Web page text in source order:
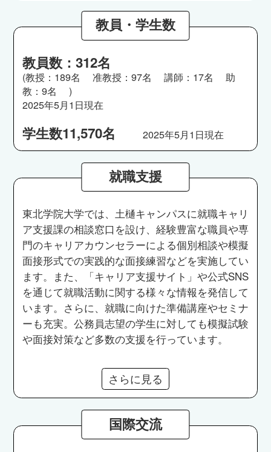
教員・学生数
教員数：312名
(教授：189名 准教授：97名 講師：17名 助
教：9名 )
2025年5月1日現在
学生数11,570名 2025年5月1日現在
就職支援
東北学院大学では、土樋キャンパスに就職キャリ
ア支援課の相談窓口を設け、経験豊富な職員や専
門のキャリアカウンセラーによる個別相談や模擬
面接形式での実践的な面接練習などを実施してい
ます。また、「キャリア支援サイト」や公式SNS
を通じて就職活動に関する様々な情報を発信して
います。さらに、就職に向けた準備講座やセミナ
ーも充実。公務員志望の学生に対しても模擬試験
や面接対策など多数の支援を行っています。
さらに見る
国際交流